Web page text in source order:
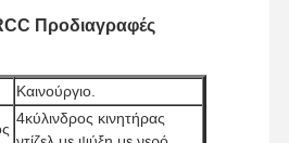
Προδιαγραφές
Καινούργιο.
4κύλινδρος κινητήρας